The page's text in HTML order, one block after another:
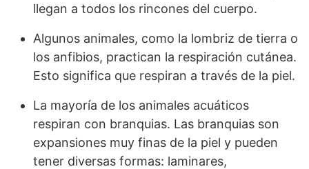
llegan a todos los rincones del cuerpo.
Algunos animales, como la lombriz de tierra o
los anfibios, practican la respiración cutánea.
Esto significa que respiran a través de la piel.
La mayoría de los animales acuáticos
respiran con branquias. Las branquias son
expansiones muy finas de la piel y pueden
tener diversas formas: laminares,